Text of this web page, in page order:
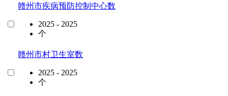
赣州市疾病预防控制中心数
2025 - 2025
个
赣州市村卫生室数
2025 - 2025
个